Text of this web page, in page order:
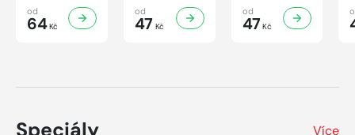
od
64Kč
od
47 Kč
od
47Kč
Speciály Více